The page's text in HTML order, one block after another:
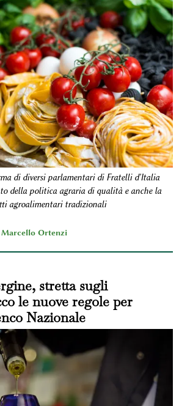
di diversi parlamentari di Fratelli d'Italia
della politica agraria di qualità e anche la
agroalimentari tradizionali
Marcello Ortenzi
stretta sugli
le nuove regole per
Nazionale